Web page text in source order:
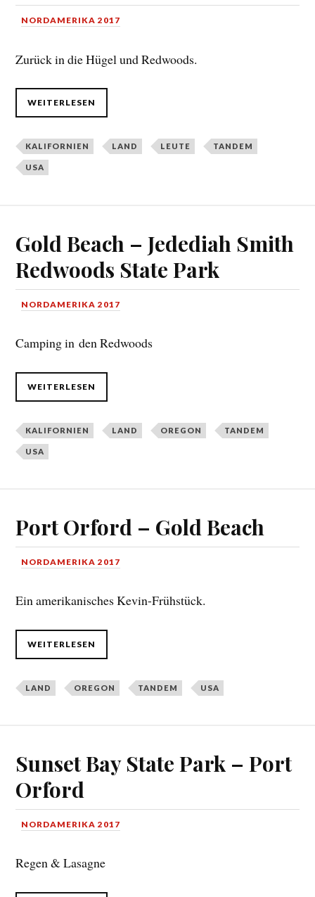
NORDAMERIKA 2017
Zurück in die Hügel und Redwoods.
WEITERLESEN
KALIFORNIEN LAND LEUTE TANDEM
USA
Gold Beach – Jedediah Smith
Redwoods State Park
NORDAMERIKA 2017
Camping in den Redwoods
WEITERLESEN
KALIFORNIEN LAND OREGON TANDEM
USA
Port Orford – Gold Beach
NORDAMERIKA 2017
Ein amerikanisches Kevin-Frühstück.
WEITERLESEN
LAND OREGON TANDEM USA
Sunset Bay State Park – Port
Orford
NORDAMERIKA 2017
Regen & Lasagne